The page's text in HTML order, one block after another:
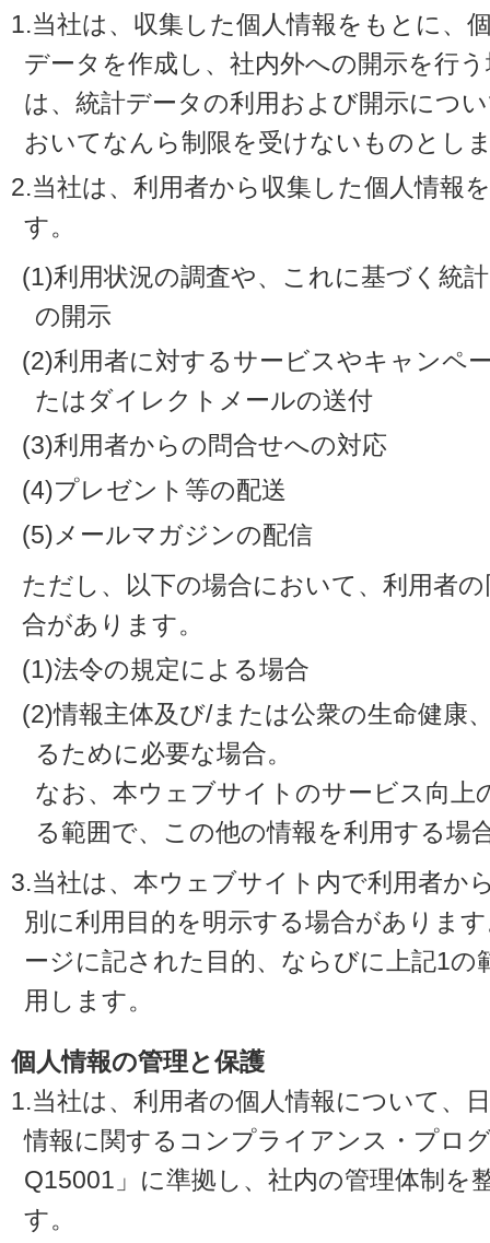
1.当社は、収集した個人情報をもとに、
データを作成し、社内外への開示を行
は、統計データの利用および開示につ
おいてなんら制限を受けないものとし
2.当社は、利用者から収集した個人情報
す。
(1)利用状況の調査や、これに基づく統
の開示
(2)利用者に対するサービスやキャンペ
たはダイレクトメールの送付
(3)利用者からの問合せへの対応
(4)プレゼント等の配送
(5)メールマガジンの配信
ただし、以下の場合において、利用者
合があります。
(1)法令の規定による場合
(2)情報主体及び/または公衆の生命健康
るために必要な場合。
なお、本ウェブサイトのサービス向上
る範囲で、この他の情報を利用する場
3.当社は、本ウェブサイト内で利用者か
別に利用目的を明示する場合がありま
ージに記された目的、ならびに上記1の
用します。
個人情報の管理と保護
1.当社は、利用者の個人情報について、
情報に関するコンプライアンス・プロ
Q15001」に準拠し、社内の管理体制を
す。